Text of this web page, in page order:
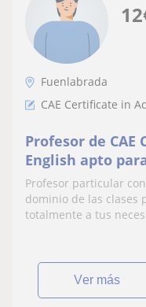
12
Fuenlabrada
CAE Certificate in
Profesor de
English apto
Profesor particular
dominio de las clases
totalmente a tus
ver más